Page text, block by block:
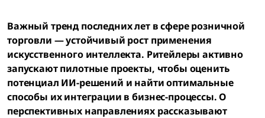
Важный тренд последних лет в сфере розничной
торговли — устойчивый рост применения
искусственного интеллекта. Ритейлеры активно
запускают пилотные проекты, чтобы оценить
потенциал ИИ-решений и найти оптимальные
способы их интеграции в бизнес-процессы. О
перспективных направлениях рассказывают